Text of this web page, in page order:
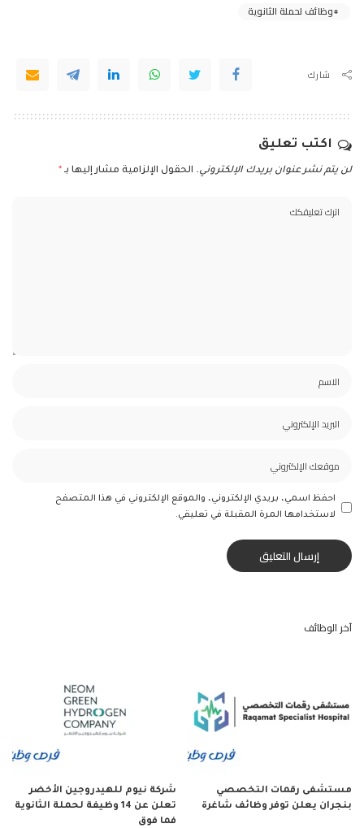
وظائف لحملة الثانوية
شارك
اكتب تعليق
لن يتم نشر عنوان بريدك الإلكتروني. الحقول الإلزامية مشار إليها بـ *
احفظ اسمي، بريدي الإلكتروني، والموقع الإلكتروني في هذا المتصفح
لاستخدامها المرة المقبلة في تعليقي.
آخر الوظائف
مستشفى رقمات التخصصي
بنجران يعلن توفر وظائف شاغرة
شركة نيوم للهيدروجين الأخضر
تعلن عن 14 وظيفة لحملة الثانوية
فما فوق